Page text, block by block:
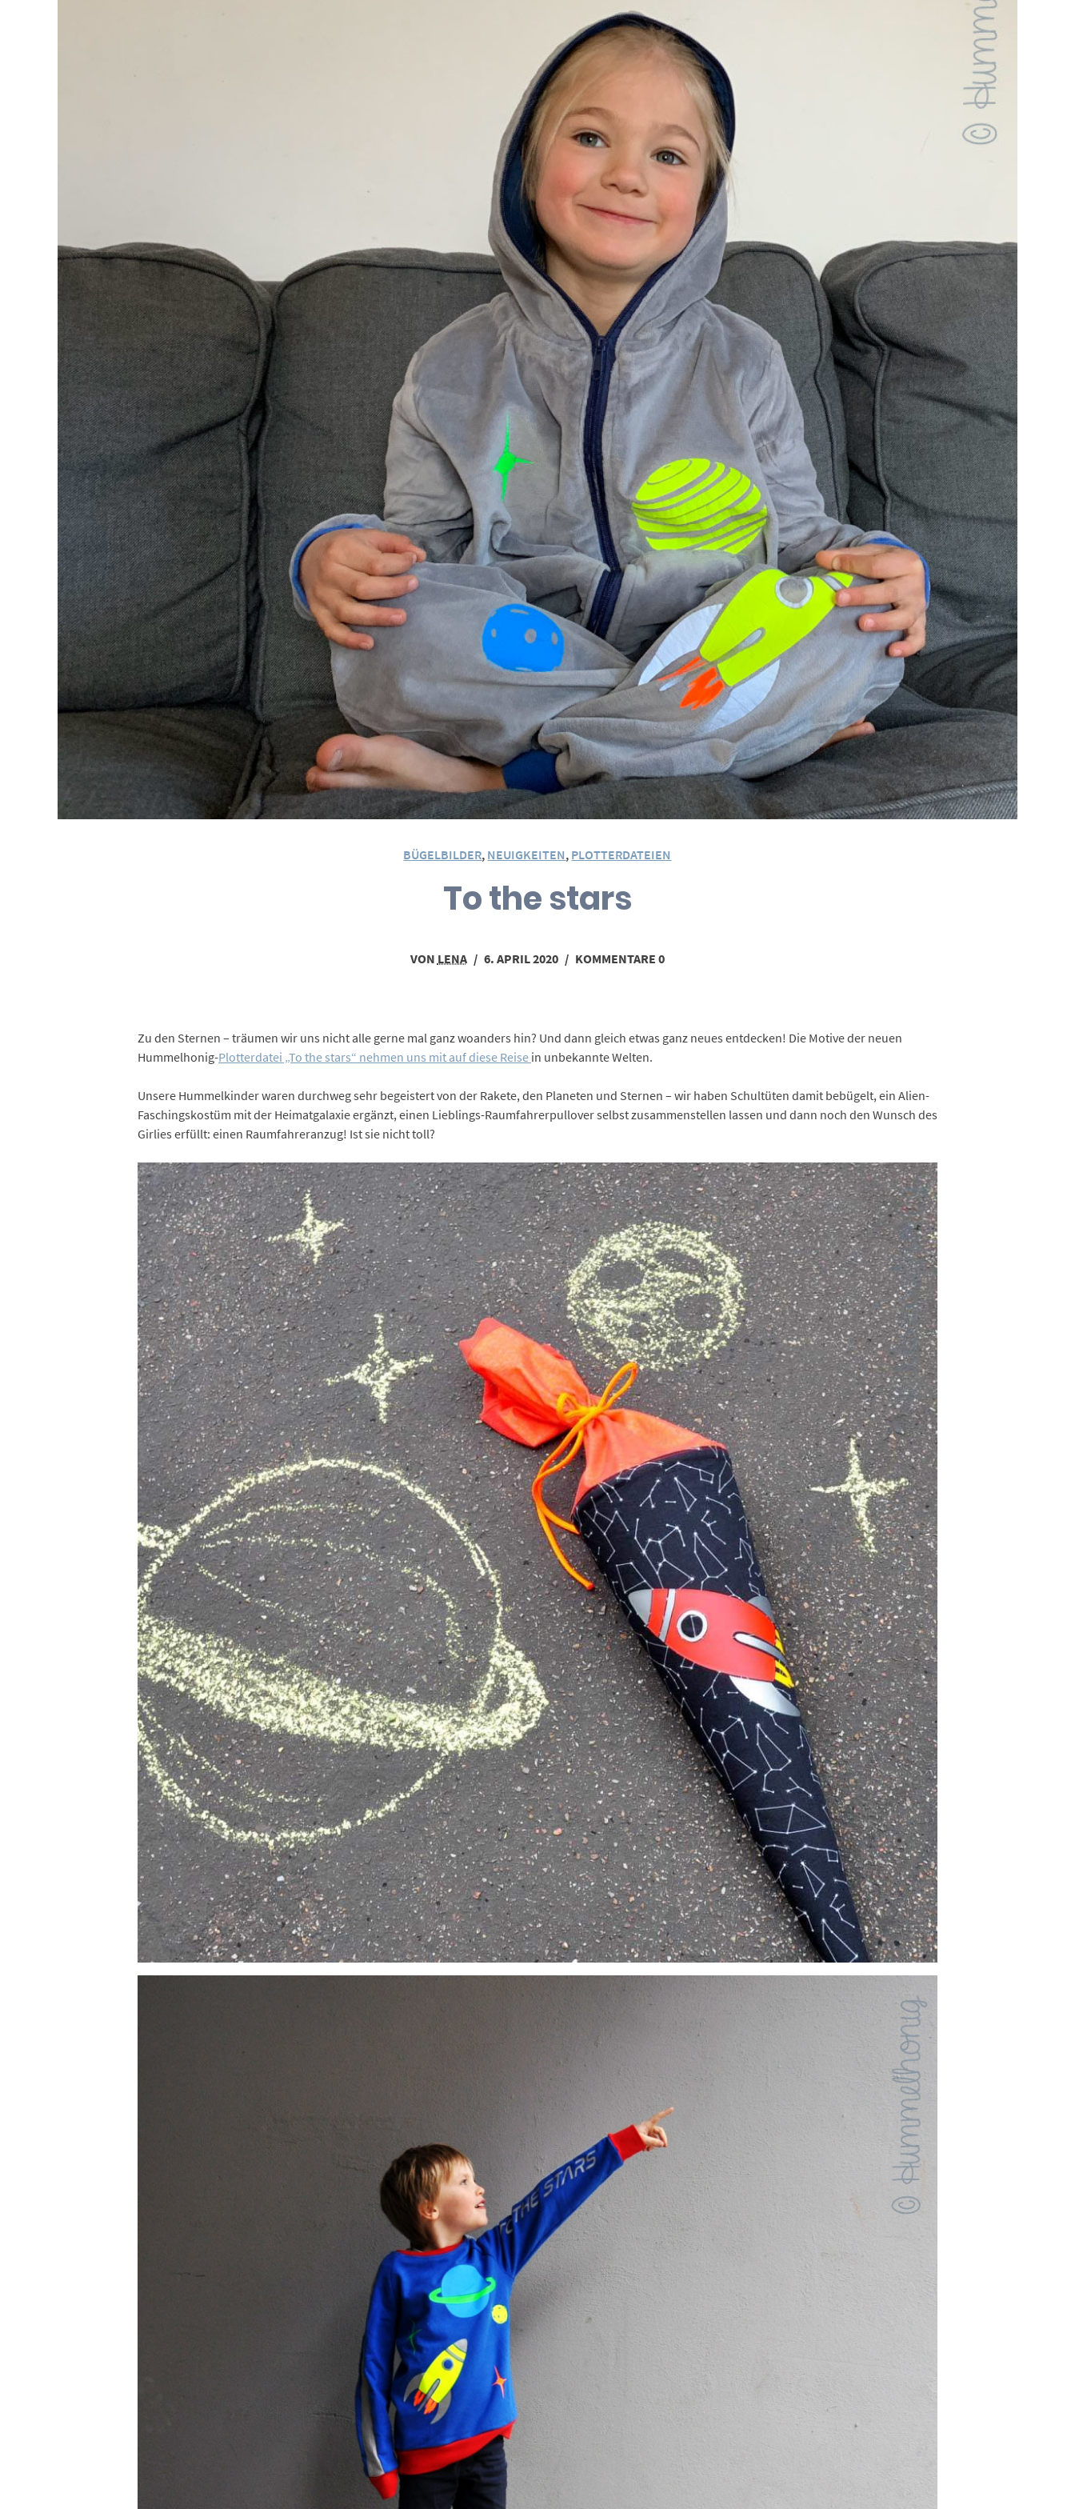
BÜGELBILDER, NEUIGKEITEN, PLOTTERDATEIEN
To the stars
VON LENA / 6. APRIL 2020 / KOMMENTARE 0
Zu den Sternen – träumen wir uns nicht alle gerne mal ganz woanders hin? Und dann gleich etwas ganz neues entdecken! Die Motive der neuen
Hummelhonig-Plotterdatei „To the stars“ nehmen uns mit auf diese Reise in unbekannte Welten.
Unsere Hummelkinder waren durchweg sehr begeistert von der Rakete, den Planeten und Sternen – wir haben Schultüten damit bebügelt, ein Alien-
Faschingskostüm mit der Heimatgalaxie ergänzt, einen Lieblings-Raumfahrerpullover selbst zusammenstellen lassen und dann noch den Wunsch des
Girlies erfüllt: einen Raumfahreranzug! Ist sie nicht toll?